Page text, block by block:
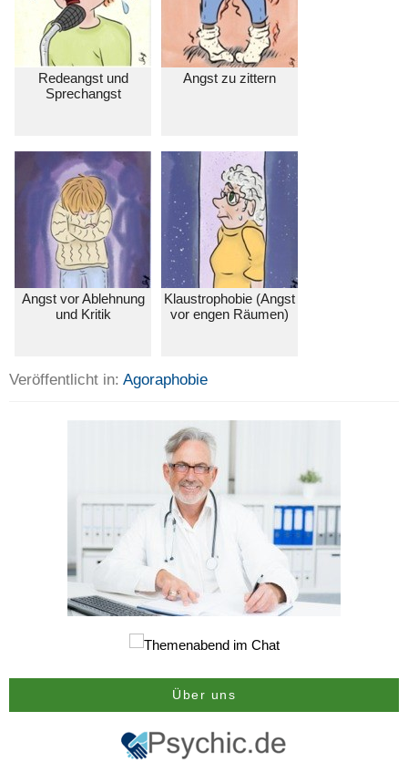
Redeangst und
Sprechangst
Angst zu zittern
Angst vor Ablehnung
und Kritik
Klaustrophobie (Angst
vor engen Räumen)
Veröffentlicht in: Agoraphobie
Über uns